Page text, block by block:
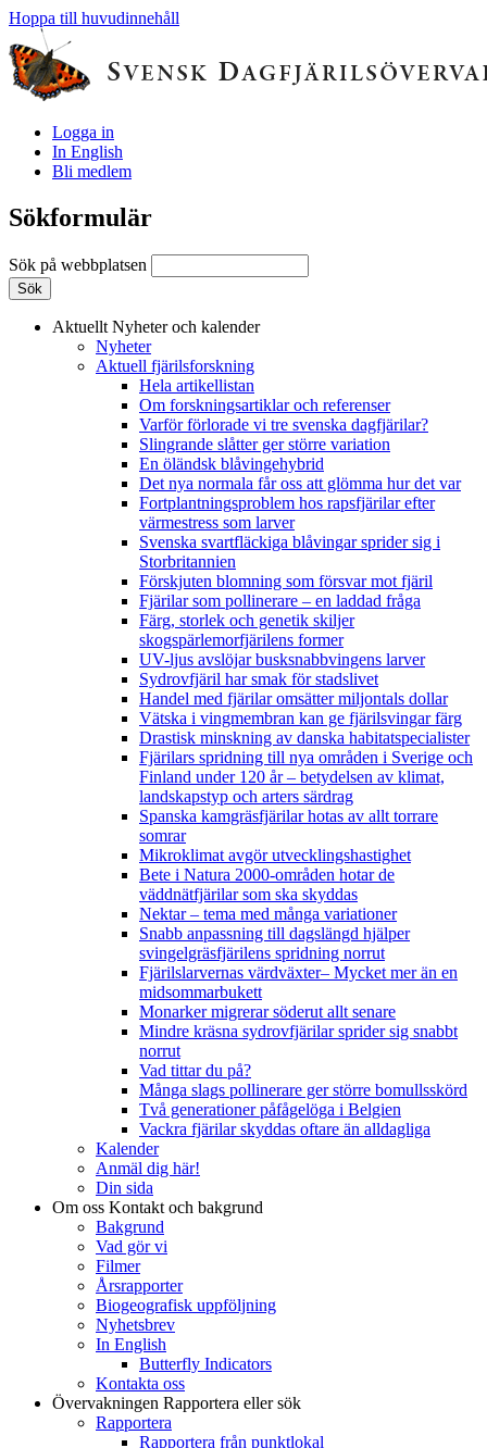
Hoppa till huvudinnehåll
Logga in
In English
Bli medlem
Sökformulär
Sök på webbplatsen
Aktuellt Nyheter och kalender
Nyheter
Aktuell fjärilsforskning
Hela artikellistan
Om forskningsartiklar och referenser
Varför förlorade vi tre svenska dagfjärilar?
Slingrande slåtter ger större variation
En öländsk blåvingehybrid
Det nya normala får oss att glömma hur det var
Fortplantningsproblem hos rapsfjärilar efter
värmestress som larver
Svenska svartfläckiga blåvingar sprider sig i
Storbritannien
Förskjuten blomning som försvar mot fjäril
Fjärilar som pollinerare – en laddad fråga
Färg, storlek och genetik skiljer
skogspärlemorfjärilens former
UV-ljus avslöjar busksnabbvingens larver
Sydrovfjäril har smak för stadslivet
Handel med fjärilar omsätter miljontals dollar
Vätska i vingmembran kan ge fjärilsvingar färg
Drastisk minskning av danska habitatspecialister
Fjärilars spridning till nya områden i Sverige och
Finland under 120 år– betydelsen av klimat,
landskapstyp och arters särdrag
Spanska kamgräsfjärilar hotas av allt torrare
somrar
Mikroklimat avgör utvecklingshastighet
Bete i Natura 2000-områden hotar de
väddnätfjärilar som ska skyddas
Nektar – tema med många variationer
Snabb anpassning till dagslängd hjälper
svingelgräsfjärilens spridning norrut
Fjärilslarvernas värdväxter– Mycket mer än en
midsommarbukett
Monarker migrerar söderut allt senare
Mindre kräsna sydrovfjärilar sprider sig snabbt
norrut
Vad tittar du på?
Många slags pollinerare ger större bomullsskörd
Två generationer påfågelöga i Belgien
Vackra fjärilar skyddas oftare än alldagliga
Kalender
Anmäl dig här!
Din sida
Om oss Kontakt och bakgrund
Bakgrund
Vad gör vi
Filmer
Årsrapporter
Biogeografisk uppföljning
Nyhetsbrev
In English
Butterfly Indicators
Kontakta oss
Övervakningen Rapportera eller sök
Rapportera
Rapportera från punktlokal